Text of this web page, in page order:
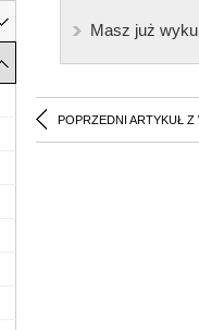
Masz już
POPRZEDNI ARTYKUŁ Z